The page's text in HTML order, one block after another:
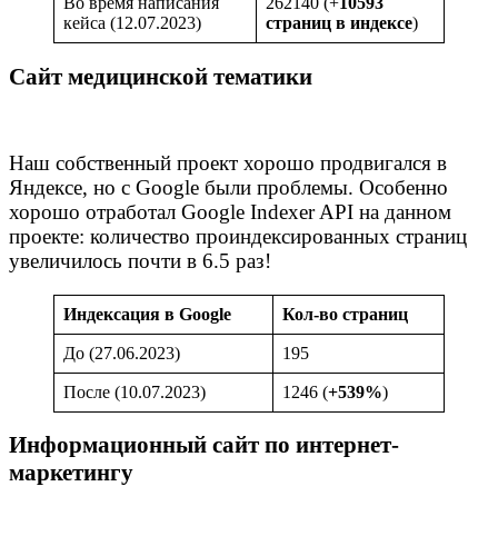
кейса (12.07.2023)
страниц в индексе)
Сайт медицинской тематики
Наш собственный проект хорошо продвигался в
Яндексе, но с Google были проблемы. Особенно
хорошо отработал Google Indexer API на данном
проекте: количество проиндексированных страниц
увеличилось почти в 6.5 раз!
Индексация в Google Кол-во страниц
До (27.06.2023) 195
После (10.07.2023) 1246 (+539%)
Информационный сайт по интернет-
маркетингу